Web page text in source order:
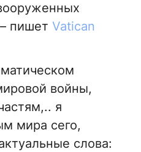
пишет Vatican
войны,
я
мира сего,
слова: